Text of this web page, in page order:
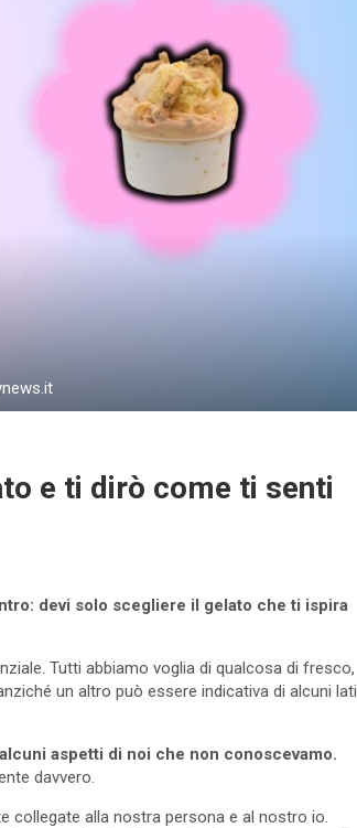
e ti dirò come ti senti
devi solo scegliere il gelato che ti ispira
Tutti abbiamo voglia di qualcosa di fresco,
un altro può essere indicativa di alcuni lati
aspetti di noi che non conoscevamo.
davvero.
collegate alla nostra persona e al nostro io.